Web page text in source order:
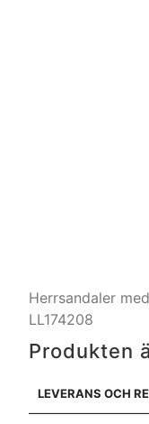
Herrsandaler
LL174208
Produkten
LEVERANS OCH